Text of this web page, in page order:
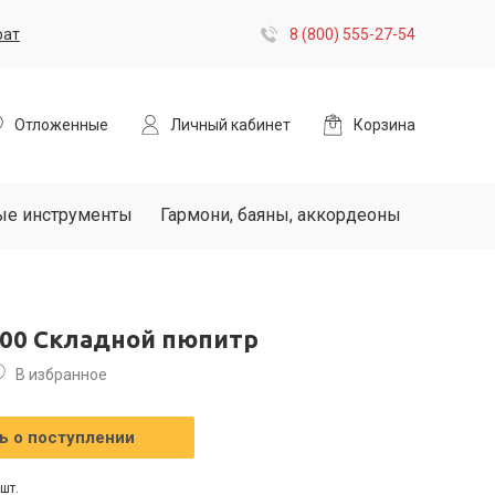
8 (800) 555-27-54
Отложенные Личный кабинет Корзина
инструменты Гармони, баяны, аккордеоны
Складной пюпитр
В избранное
о поступлении